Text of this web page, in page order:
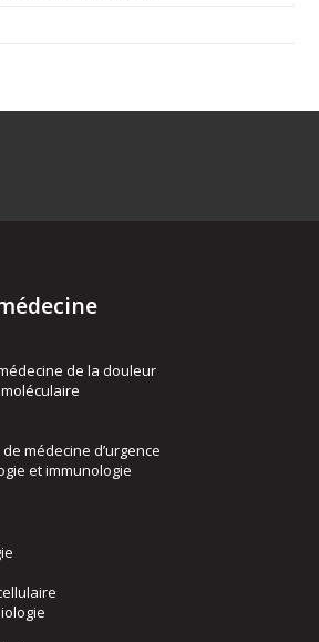
de la douleur
médecine d’urgence
et immunologie